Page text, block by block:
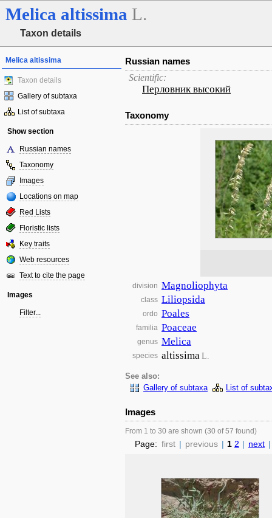
Melica altissima L.
Taxon details
Melica altissima
Taxon details
Gallery of subtaxa
List of subtaxa
Show section
Russian names
Taxonomy
Images
Locations on map
Red Lists
Floristic lists
Key traits
Web resources
Text to cite the page
Images
Filter...
Russian names
Scientific:
Перловник высокий
Taxonomy
division Magnoliophyta
class Liliopsida
ordo Poales
familia Poaceae
genus Melica
species altissimaL.
See also:
Gallery of subtaxa
List of
Images
From 1 to 30 are shown (30 of 57 found)
Page: first | previous | 1 2 | next |